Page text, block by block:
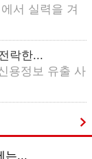
서 실력을 겨
락한...
용정보 유출 사
는...